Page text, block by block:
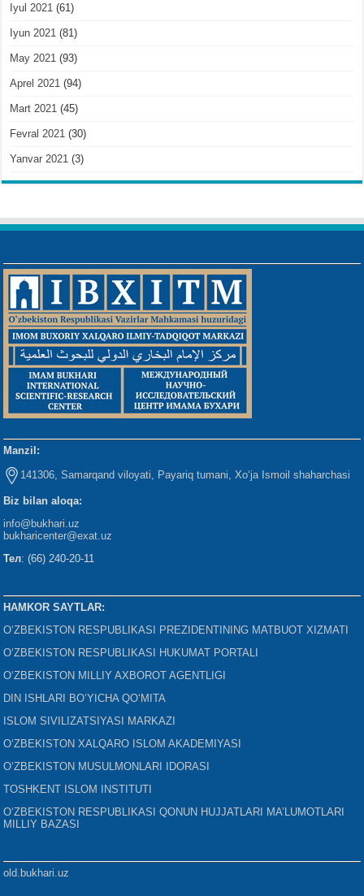
Iyul 2021 (61)
Iyun 2021 (81)
May 2021 (93)
Aprel 2021 (94)
Mart 2021 (45)
Fevral 2021 (30)
Yanvar 2021 (3)
Manzil:
141306, Samarqand viloyati, Payariq tumani, Xo‘ja Ismoil shaharchasi
Biz bilan aloqa:
info@bukhari.uz
bukharicenter@exat.uz
Тел: (66) 240-20-11
HAMKOR SAYTLAR:
O‘ZBEKISTON RESPUBLIKASI PREZIDENTINING MATBUOT XIZMATI
O‘ZBEKISTON RESPUBLIKASI HUKUMAT PORTALI
O‘ZBEKISTON MILLIY AXBOROT AGENTLIGI
DIN ISHLARI BO‘YICHA QO‘MITA
ISLOM SIVILIZATSIYASI MARKAZI
O‘ZBEKISTON XALQARO ISLOM AKADEMIYASI
O‘ZBEKISTON MUSULMONLARI IDORASI
TOSHKENT ISLOM INSTITUTI
O‘ZBEKISTON RESPUBLIKASI QONUN HUJJATLARI MA’LUMOTLARI
MILLIY BAZASI
old.bukhari.uz